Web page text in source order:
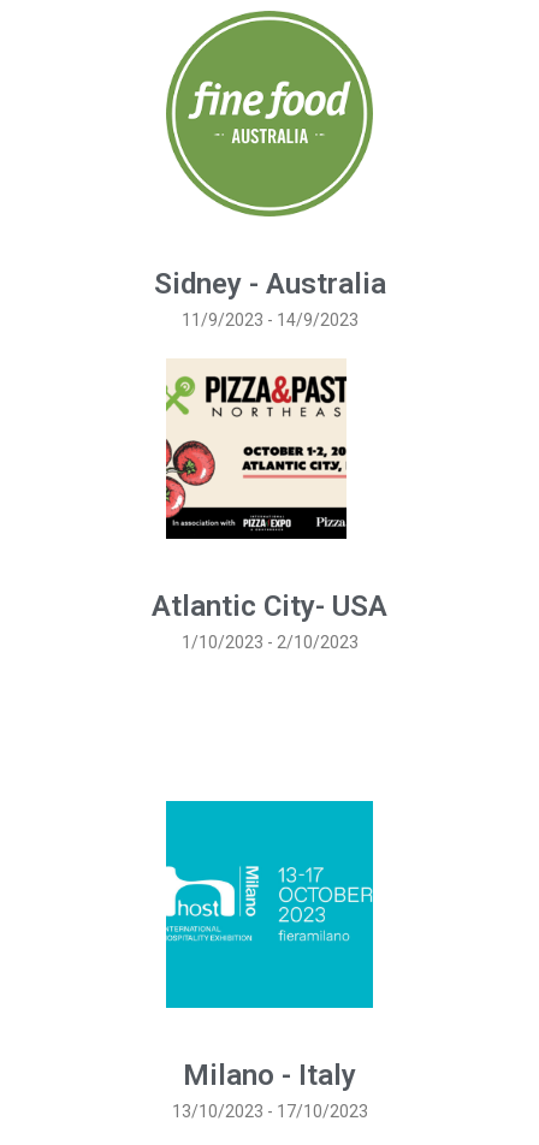
Sidney - Australia
11/9/2023 - 14/9/2023
Atlantic City- USA
1/10/2023 - 2/10/2023
Milano - Italy
13/10/2023 - 17/10/2023